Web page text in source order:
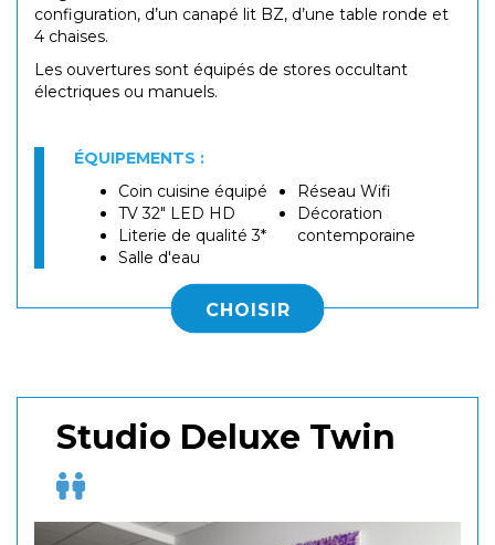
configuration, d’un canapé lit BZ, d’une table ronde et
4 chaises.
Les ouvertures sont équipés de stores occultant
électriques ou manuels.
ÉQUIPEMENTS :
Coin cuisine équipé
TV 32" LED HD
Literie de qualité 3*
Salle d'eau
Réseau Wifi
Décoration
contemporaine
CHOISIR
Studio Deluxe Twin